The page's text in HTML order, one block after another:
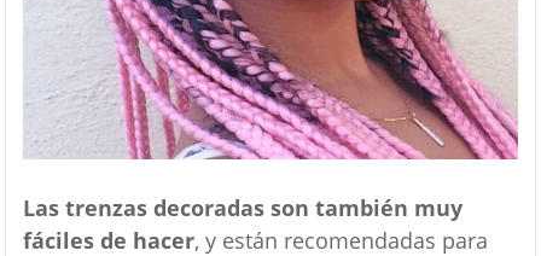
Las trenzas decoradas son también muy
fáciles de hacer, y están recomendadas para